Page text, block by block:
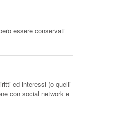
essere conservati
ed interessi (o quelli
con social network e